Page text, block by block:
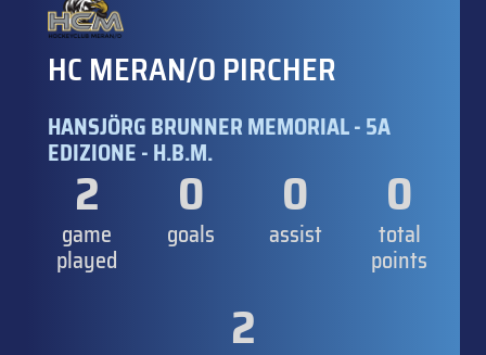
HC MERAN/O PIRCHER
HANSJÖRG BRUNNER MEMORIAL - 5A
EDIZIONE - H.B.M.
2
game
played
0
goals
0
assist
0
total
points
2